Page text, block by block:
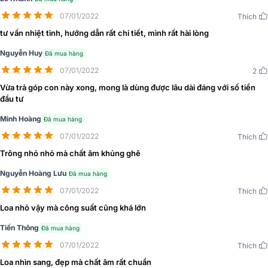
07/01/2022 Thích
tư vấn nhiệt tình, hướng dẫn rất chi tiết, mình rất hài lòng
Nguyễn Huy Đã mua hàng
07/01/2022 2
Vừa trả góp con này xong, mong là dùng được lâu dài đáng với số tiền
đầu tư
Minh Hoàng Đã mua hàng
07/01/2022 Thích
Trông nhỏ nhỏ mà chất âm khủng ghê
Nguyễn Hoàng Lưu Đã mua hàng
07/01/2022 Thích
Loa nhỏ vậy mà công suất cũng khá lớn
Tiến Thông Đã mua hàng
07/01/2022 Thích
Loa nhìn sang, đẹp mà chất âm rất chuẩn